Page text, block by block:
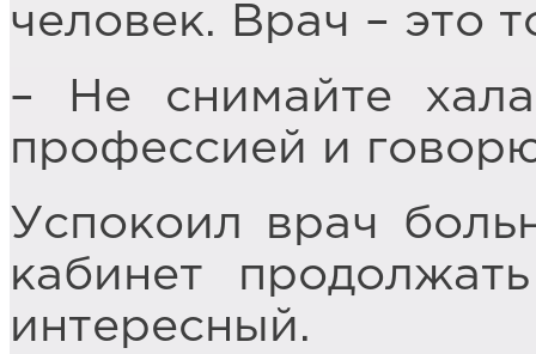
человек. Врач – это
– Не снимайте
профессией и
Успокоил врач
кабинет
интересный.